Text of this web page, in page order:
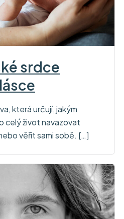
srdce
která určují, jakým
celý život navazovat
věřit sami sobě. […]